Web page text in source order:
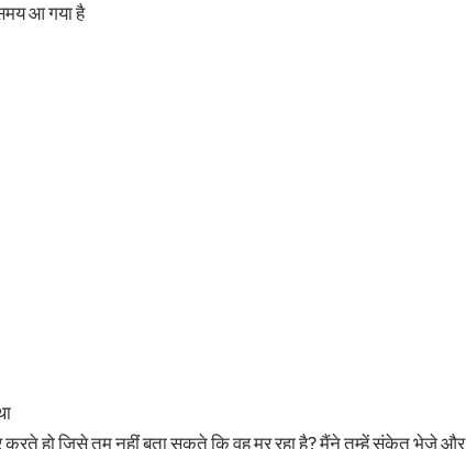
आ गया है
हो जिसे तुम नहीं बता सकते कि वह मर रहा है? मैंने तुम्हें संकेत भेजे और